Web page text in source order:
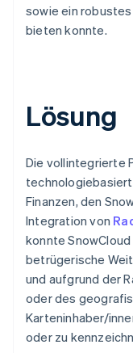
sowie ein
bieten konnte.
Lösung
Die vollintegrierte
Finanzen, den
Integration von
konnte
betrügerische
und aufgrund der
oder des
Karteninhaber/
oder zu